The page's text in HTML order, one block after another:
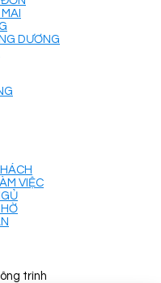
DƯƠNG
VIỆC
trình